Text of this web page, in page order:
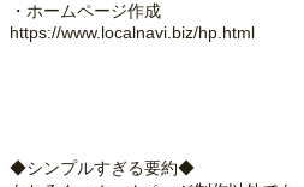
・ホームページ作成
https://www.localnavi.biz/hp.html
◆シンプルすぎる要約◆